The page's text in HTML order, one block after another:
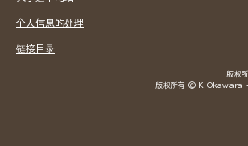
个人信息的处理
链接目录
版权
版权所有 © K.Okawara